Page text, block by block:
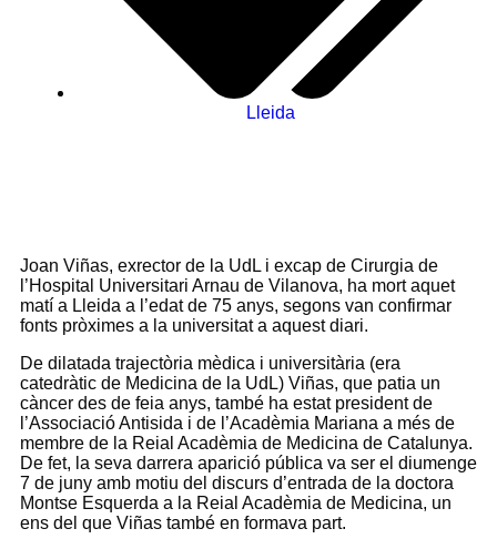
Lleida
Joan Viñas, exrector de la UdL i excap de Cirurgia de
l’Hospital Universitari Arnau de Vilanova, ha mort aquet
matí a Lleida a l’edat de 75 anys, segons van confirmar
fonts pròximes a la universitat a aquest diari.
De dilatada trajectòria mèdica i universitària (era
catedràtic de Medicina de la UdL) Viñas, que patia un
càncer des de feia anys, també ha estat president de
l’Associació Antisida i de l’Acadèmia Mariana a més de
membre de la Reial Acadèmia de Medicina de Catalunya.
De fet, la seva darrera aparició pública va ser el diumenge
7 de juny amb motiu del discurs d’entrada de la doctora
Montse Esquerda a la Reial Acadèmia de Medicina, un
ens del que Viñas també en formava part.